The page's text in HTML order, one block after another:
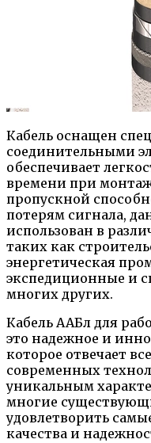
Кабель оснащен
соединительными
обеспечивает
времени при
пропускной
потерям сигнала,
использован в
таких как
энергетическая
экспедиционные и
многих других.
Кабель ААБл для
это надежное и
которое отвечает
современных
уникальным
многие
удовлетворить
качества и